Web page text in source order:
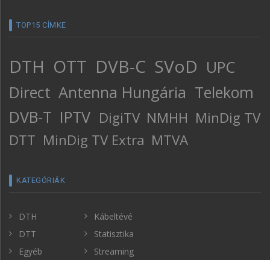
TOP15 CÍMKE
DTH OTT DVB-C SVoD UPC
Direct Antenna Hungária Telekom
DVB-T IPTV DigiTV NMHH MinDig TV
DTT MinDig TV Extra MTVA
KATEGÓRIÁK
DTH
DTT
Egyéb
Kábeltévé
Statisztika
Streaming